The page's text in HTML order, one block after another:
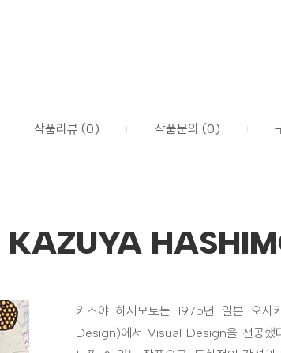
작품리뷰 (0) 작품문의 (0)
KAZUYA
카즈야 하시모토는 1975년 일본 오
Design)에서 Visual Design을 전공했